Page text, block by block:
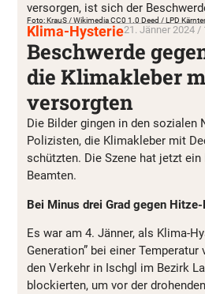
versorgen, ist sich der
Foto: KrauS / Wikimedia CC0 1.0 Deed / LPD
Klima-Hysterie21. Jänner 2024 /
Beschwerde
die Klimakleber
versorgten
Die Bilder gingen in den sozialen
Polizisten, die Klimakleber mit
schützten. Die Szene hat jetzt
Beamten.
Bei Minus drei Grad gegen
Es war am 4. Jänner, als Klima-
Generation” bei einer
den Verkehr in Ischgl im Bezirk
blockierten, um vor der